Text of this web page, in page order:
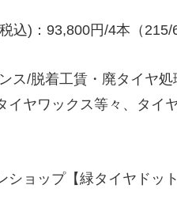
込)：93,800円/4本（215/
ス/脱着工賃・廃タイヤ
イヤワックス等々、タイ
ショップ【緑タイヤドッ